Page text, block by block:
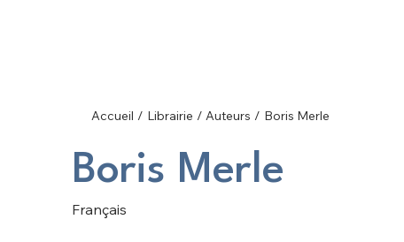
Accueil / Librairie / Auteurs / Boris Merle
Boris Merle
Français